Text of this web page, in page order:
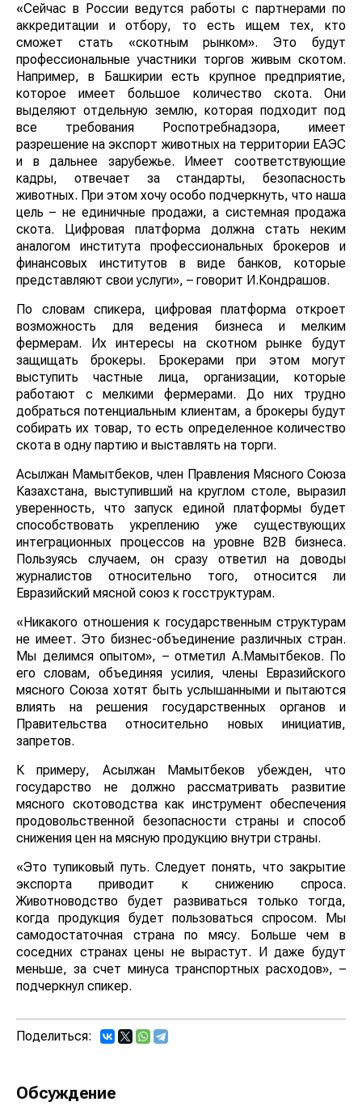
«Сейчас в России ведутся работы с партнерами по
аккредитации и отбору, то есть ищем тех, кто
сможет стать «скотным рынком». Это будут
профессиональные участники торгов живым скотом.
Например, в Башкирии есть крупное предприятие,
которое имеет большое количество скота. Они
выделяют отдельную землю, которая подходит под
все требования Роспотребнадзора, имеет
разрешение на экспорт животных на территории ЕАЭС
и в дальнее зарубежье. Имеет соответствующие
кадры, отвечает за стандарты, безопасность
животных. При этом хочу особо подчеркнуть, что наша
цель – не единичные продажи, а системная продажа
скота. Цифровая платформа должна стать неким
аналогом института профессиональных брокеров и
финансовых институтов в виде банков, которые
представляют свои услуги», – говорит И.Кондрашов.
По словам спикера, цифровая платформа откроет
возможность для ведения бизнеса и мелким
фермерам. Их интересы на скотном рынке будут
защищать брокеры. Брокерами при этом могут
выступить частные лица, организации, которые
работают с мелкими фермерами. До них трудно
добраться потенциальным клиентам, а брокеры будут
собирать их товар, то есть определенное количество
скота в одну партию и выставлять на торги.
Асылжан Мамытбеков, член Правления Мясного Союза
Казахстана, выступивший на круглом столе, выразил
уверенность, что запуск единой платформы будет
способствовать укреплению уже существующих
интеграционных процессов на уровне B2B бизнеса.
Пользуясь случаем, он сразу ответил на доводы
журналистов относительно того, относится ли
Евразийский мясной союз к госструктурам.
«Никакого отношения к государственным структурам
не имеет. Это бизнес-объединение различных стран.
Мы делимся опытом», – отметил А.Мамытбеков. По
его словам, объединяя усилия, члены Евразийского
мясного Союза хотят быть услышанными и пытаются
влиять на решения государственных органов и
Правительства относительно новых инициатив,
запретов.
К примеру, Асылжан Мамытбеков убежден, что
государство не должно рассматривать развитие
мясного скотоводства как инструмент обеспечения
продовольственной безопасности страны и способ
снижения цен на мясную продукцию внутри страны.
«Это тупиковый путь. Следует понять, что закрытие
экспорта приводит к снижению спроса.
Животноводство будет развиваться только тогда,
когда продукция будет пользоваться спросом. Мы
самодостаточная страна по мясу. Больше чем в
соседних странах цены не вырастут. И даже будут
меньше, за счет минуса транспортных расходов», –
подчеркнул спикер.
Поделиться:
Обсуждение